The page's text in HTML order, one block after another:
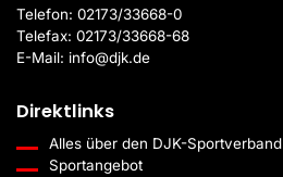
Telefon: 02173/33668-0
Telefax: 02173/33668-68
E-Mail: info@djk.de
Direktlinks
Alles über den DJK-Sportverband
Sportangebot